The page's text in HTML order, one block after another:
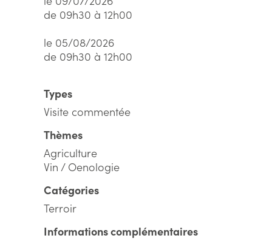
de 09h30 à 12h00
le 05/08/2026
de 09h30 à 12h00
Types
Visite commentée
Thèmes
Agriculture
Vin / Oenologie
Catégories
Terroir
Informations complémentaires